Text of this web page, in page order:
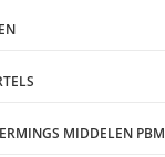
MIDDELEN PBM